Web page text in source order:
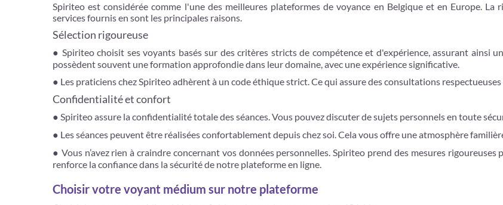
Spiriteo est considérée comme l'une des meilleures plateformes de voyance en Belgique et en Europe.
services fournis en sont les principales raisons.
Sélection rigoureuse
● Spiriteo choisit ses voyants basés sur des critères stricts de compétence et d'expérience, assurant ainsi
possèdent souvent une formation approfondie dans leur domaine, avec une expérience significative.
● Les praticiens chez Spiriteo adhèrent à un code éthique strict. Ce qui assure des consultations
Confidentialité et confort
● Spiriteo assure la confidentialité totale des séances. Vous pouvez discuter de sujets personnels en toute
● Les séances peuvent être réalisées confortablement depuis chez soi. Cela vous offre une atmosphère
● Vous n’avez rien à craindre concernant vos données personnelles. Spiriteo prend des mesures
renforce la confiance dans la sécurité de notre plateforme en ligne.
Choisir votre voyant médium sur notre plateforme